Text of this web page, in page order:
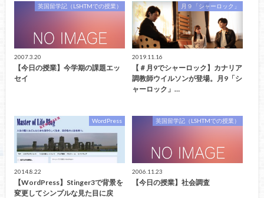
英国留学記（LSHTMでの授業）
2007.3.20
【今日の授業】今学期の課題エッ
セイ
月９「シャーロック」
2019.11.16
【＃月9でシャーロック】カナリア
調教師ウイルソンが登場。月9「シ
ャーロック」…
WordPress
2014.8.22
【WordPress】Stinger3で背景を
変更してシンプルな見た目に戻
英国留学記（LSHTMでの授業）
2006.11.23
【今日の授業】社会調査